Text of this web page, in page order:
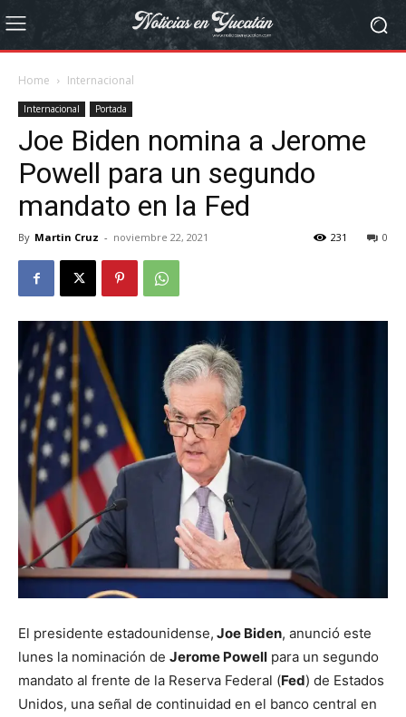
Home Internacional
Internacional Portada
Joe Biden nomina a Jerome
Powell para un segundo
mandato en la Fed
By Martin Cruz - noviembre 22, 2021 0
231
El presidente estadounidense, Joe Biden, anunció este
lunes la nominación de Jerome Powell para un segundo
mandato al frente de la Reserva Federal (Fed) de Estados
Unidos, una señal de continuidad en el banco central en